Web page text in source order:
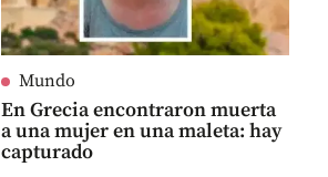
Mundo
En Grecia encontraron muerta
a una mujer en una maleta: hay
capturado